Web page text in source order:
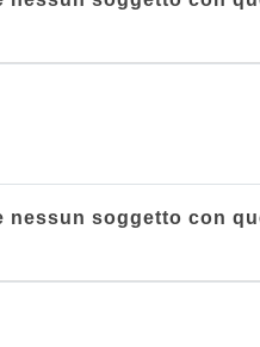
nessun soggetto con